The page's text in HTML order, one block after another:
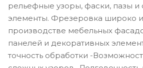
рельефные узоры, фаски, пазы и
элементы. Фрезеровка широко
производстве мебельных
панелей и декоративных
точность обработки -